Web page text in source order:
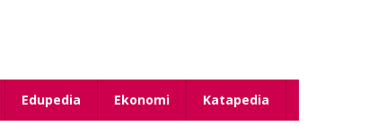
Edupedia Ekonomi Katapedia